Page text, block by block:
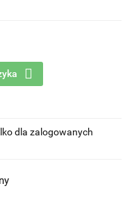
dla zalogowanych